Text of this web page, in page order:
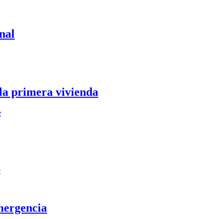
primera vivienda